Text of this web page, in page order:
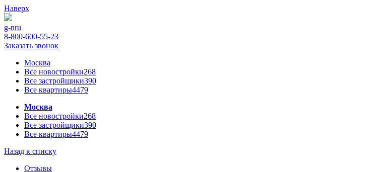
Наверх
g-nru
8-800-600-55-23
Заказать звонок
Москва
Все новостройки268
Все застройщики390
Все квартиры4479
Москва
Все новостройки268
Все застройщики390
Все квартиры4479
Назад к списку
Отзывы